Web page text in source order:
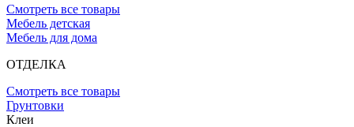
Смотреть все товары
Мебель детская
Мебель для дома
ОТДЕЛКА
Смотреть все товары
Грунтовки
Клеи